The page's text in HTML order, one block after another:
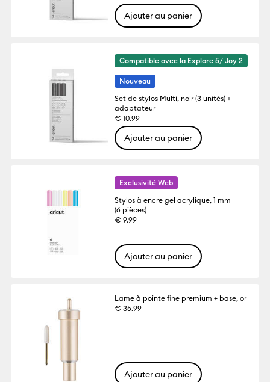
Ajouter au panier
Compatible avec la Explore 5/ Joy 2
Nouveau
Set de stylos Multi, noir (3 unités) +
adaptateur
€ 10.99
Ajouter au panier
Exclusivité Web
Stylos à encre gel acrylique, 1 mm
(6 pièces)
€ 9.99
Ajouter au panier
Lame à pointe fine premium + base, or
€ 35.99
Ajouter au panier